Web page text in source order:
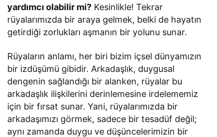
yardımcı olabilir mi? Kesinlikle! Tekrar
rüyalarımızda bir araya gelmek, belki de hayatın
getirdiği zorlukları aşmanın bir yolunu sunar.
Rüyaların anlamı, her biri bizim içsel dünyamızın
bir izdüşümü gibidir. Arkadaşlık, duygusal
dengenin sağlandığı bir alanken, rüyalar bu
arkadaşlık ilişkilerini derinlemesine irdelememiz
için bir fırsat sunar. Yani, rüyalarımızda bir
arkadaşımızı görmek, sadece bir tesadüf değil;
aynı zamanda duygu ve düşüncelerimizin bir